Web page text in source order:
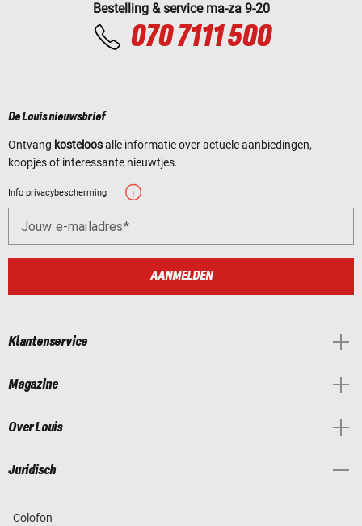
Bestelling & service ma-za 9-20
070 7111 500
De Louis nieuwsbrief
Ontvang kosteloosalle informatie over actuele aanbiedingen,
koopjes of interessante nieuwtjes.
Info privacybescherming
Jouw e-mailadres
AANMELDEN
Klantenservice
Magazine
Over Louis
Juridisch
Colofon